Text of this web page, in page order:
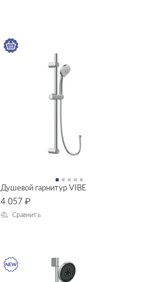
Душевой гарнитур VIBE
4 057 ₽
Сравнить